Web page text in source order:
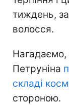
тиждень,
волосся.
Петруніна
складі
стороною.